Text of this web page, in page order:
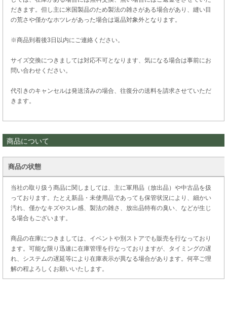
だきます。但し主に米国製品のため製法の雑さがある場合があり、縫い目
の荒さや僅かなホツレがあった場合は返品対象外となります。
※商品到着後3日以内にご連絡ください。
サイズ交換につきましては対応不可となります、気になる場合は事前にお
問い合わせください。
代引きのキャンセルは発送済みの場合、往復分の送料を請求させていただ
きます。
商品について
商品の状態
当社の取り扱う商品に関しましては、主に軍用品（放出品）や中古品を扱
っております。たとえ新品・未使用品であっても保管状況により、細かい
汚れ、僅かなキズやスレ感、製法の雑さ、放出品特有の臭い、などが生じ
る場合もございます。
商品の在庫につきましては、イベントや別ストアでも販売を行なっており
ます。可能な限り迅速に在庫管理を行なっておりますが、タイミングの遅
れ、システムの遅延等により在庫表示が異なる場合があります。何卒ご理
解の程よろしくお願いいたします。